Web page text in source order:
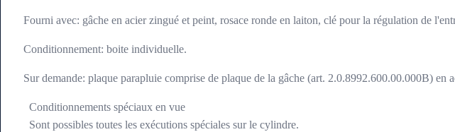
Fourni avec: gâche en acier zingué et peint, rosace ronde en laiton, clé pour la régulation de
Conditionnement: boite individuelle.
Sur demande: plaque parapluie comprise de plaque de la gâche (art. 2.0.8992.600.00.000B) en
Conditionnements spéciaux en vue
Sont possibles toutes les exécutions spéciales sur le cylindre.